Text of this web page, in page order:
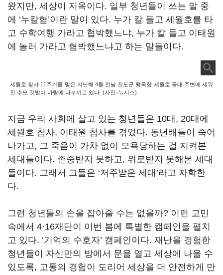
왔지만, 세상이 지옥이다. 일부 청년들이 쓰는 말 중
에 ‘누칼협’이란 말이 있다. 누가 칼 들고 세월호를 타
고 수학여행 가라고 협박했느냐, 누가 칼 들고 이태원
에 놀러 가라고 협박했느냐고 하는 말들이다.
세월호 참사 11주기를 맞은 지난해 4월 전남 진도군 팽목항 세월호 등대 주변에 세워
진 추모 깃발이 바람에 나부끼고 있다. (사진=뉴시스)
지금 우리 사회에 살고 있는 청년들은 10대, 20대에
세월호 참사, 이태원 참사를 겪었다. 동년배들이 죽어
나가고, 그 죽음이 가차 없이 모욕당하는 걸 지켜본
세대들이다. 존중받지 못하고, 위로받지 못해본 세대
들이다. 그래서 그들은 ‘저주받은 세대’라고 자학한
다.
그런 청년들의 손을 잡아줄 수는 없을까? 이런 고민
속에서 4·16재단이 이번 봄에 특별한 캠페인을 펼치
고 있다. ‘기억의 수호자’ 캠페인이다. 재난을 경험한
청년들이 자신만의 방에서 문을 열고 세상에 나올 수
있도록, 고통의 경험이 도리어 세상을 더 안전하게 만